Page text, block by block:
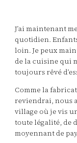
J’ai maintenant
quotidien.
loin. Je peux
de la cuisine qui
toujours rêvé
Comme la
reviendrai, nous
village où je vis
toute légalité, de
moyennant de